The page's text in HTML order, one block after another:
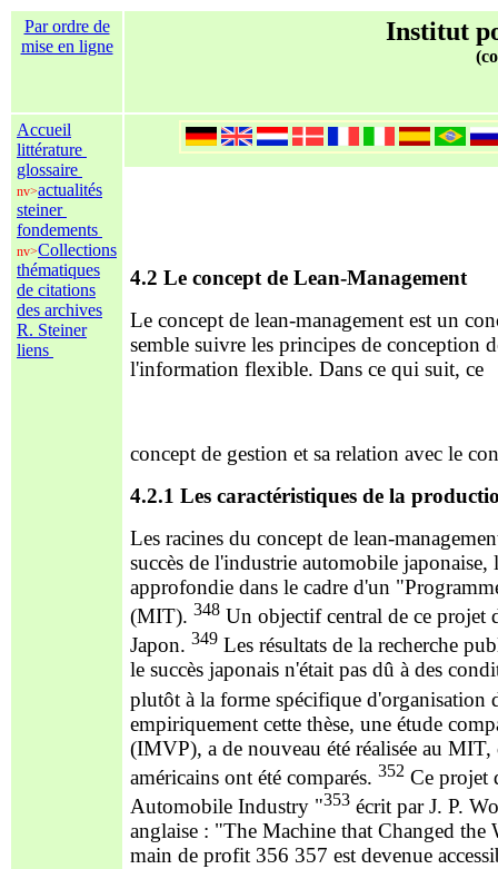
Par ordre de
mise en ligne
Institut
Accueil
littérature
glossaire
nv>actualités
steiner
fondements
nv>Collections
thématiques
de citations
des archives
R. Steiner
liens
4.2 Le concept de Lean-Management
Le concept de lean-management est un
semble suivre les principes de conception
l'information flexible. Dans ce qui suit, ce
concept de gestion et sa relation avec le
4.2.1 Les caractéristiques de la
Les racines du concept de lean-
succès de l'industrie automobile
approfondie dans le cadre d'un
(MIT). 348 Un objectif central de ce projet
Japon. 349 Les résultats de la recherche
le succès japonais n'était pas dû à des
plutôt à la forme spécifique d'organisation
empiriquement cette thèse, une étude
(IMVP), a de nouveau été réalisée au MIT,
américains ont été comparés. 352 Ce projet
Automobile Industry "353 écrit par J. P.
anglaise : "The Machine that Changed
main de profit 356 357 est devenue